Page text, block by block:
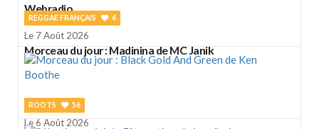
Webradio
REGGAE FRANÇAIS 4
Le 7 Août 2026
Morceau du jour : Madinina de MC Janik
ROOTS 56
Le 6 Août 2026